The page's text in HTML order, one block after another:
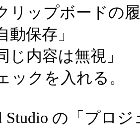
リップボードの
保存」
内容は無視」
ックを入れる。
Studio の「プロ